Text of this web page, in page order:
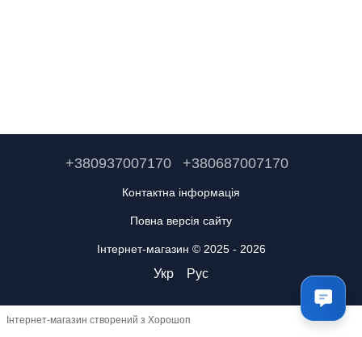
+380937007170 +380687007170
Контактна інформація
Повна версія сайту
Інтернет-магазин © 2025 - 2026
Укр Рус
Інтернет-магазин створений з Хорошоп